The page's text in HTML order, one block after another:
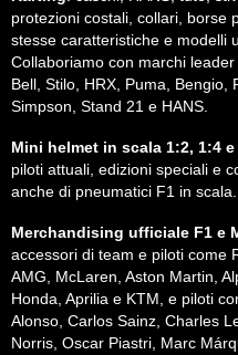
protezioni costali, collari, borse
stesse caratteristiche e modelli
Collaboriamo con marchi
Bell, Stilo, HRX, Puma, Bengio,
Simpson, Stand 21 e HANS.
Mini helmet in scala 1:2, 1:4 e
piloti attuali, edizioni speciali e
anche di pneumatici F1 in scala.
Merchandising ufficiale F1 e
accessori di team e piloti come
AMG, McLaren, Aston Martin,
Honda, Aprilia e KTM, e piloti
Alonso, Carlos Sainz, Charles
Norris, Oscar Piastri, Marc